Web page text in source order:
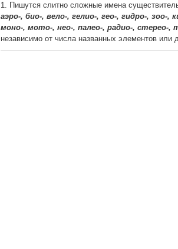
1. Пишутся слитно сложные имена
аэро-, био-, вело-, гелио-, гео-, гидро-, зоо-,
моно-, мото-, нео-, палео-, радио-, стерео-,
независимо от числа названных элементов или